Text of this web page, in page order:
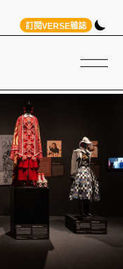
訂閱VERSE雜誌